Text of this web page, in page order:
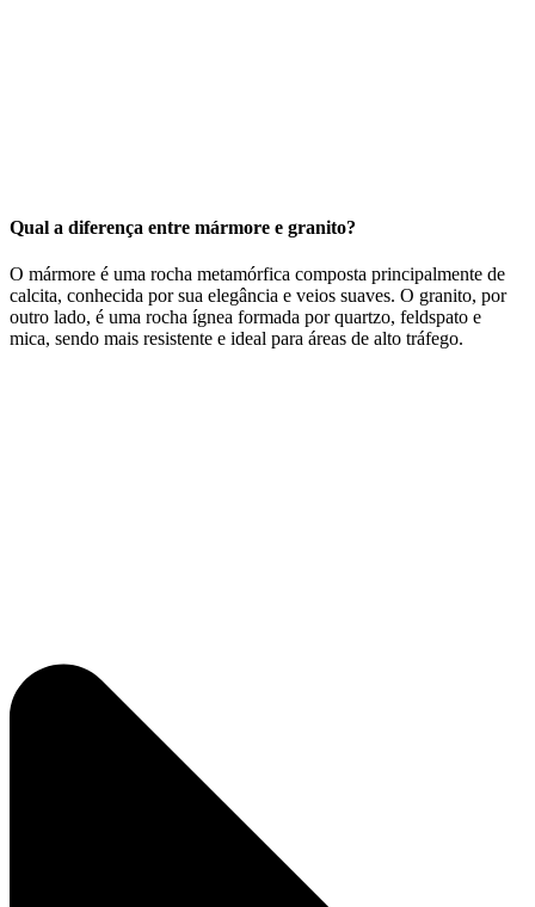
Qual a diferença entre mármore e granito?
O mármore é uma rocha metamórfica composta principalmente de
calcita, conhecida por sua elegância e veios suaves. O granito, por
outro lado, é uma rocha ígnea formada por quartzo, feldspato e
mica, sendo mais resistente e ideal para áreas de alto tráfego.